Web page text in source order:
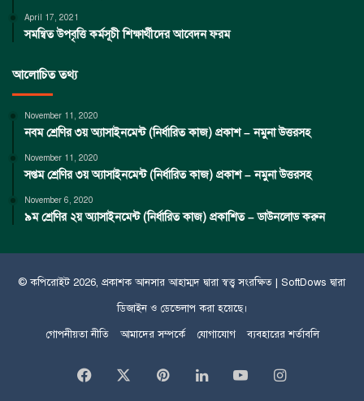
April 17, 2021
সমন্বিত উপবৃত্তি কর্মসূচী শিক্ষার্থীদের আবেদন ফরম
আলোচিত তথ্য
November 11, 2020
নবম শ্রেণির ৩য় অ্যাসাইনমেন্ট (নির্ধারিত কাজ) প্রকাশ – নমুনা উত্তরসহ
November 11, 2020
সপ্তম শ্রেণির ৩য় অ্যাসাইনমেন্ট (নির্ধারিত কাজ) প্রকাশ – নমুনা উত্তরসহ
November 6, 2020
৯ম শ্রেণির ২য় অ্যাসাইনমেন্ট (নির্ধারিত কাজ) প্রকাশিত – ডাউনলোড করুন
© কপিরােইট 2026, প্রকাশকআনসার আহাম্মদদ্বারা স্বত্ত্ব সংরক্ষিত | SoftDows দ্বারা
ডিজাইন ও ডেভেলাপ করা হয়েছে।
গোপনীয়তা নীতি
আমাদের সম্পর্কে যোগাযোগ ব্যবহারের শর্তাবলি
Facebook PinterestLinkedInYouTubeInstagram